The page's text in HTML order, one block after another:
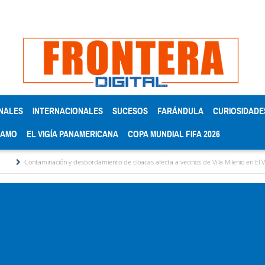
INTERNACIONALES SUCESOS FARÁNDULA
EL VIGÍA PANAMERICANA COPA MUNDIAL FIFA 2026
y desbordamiento de cloacas afecta a vecinos de Villa Milenio en El Vigía Concejo